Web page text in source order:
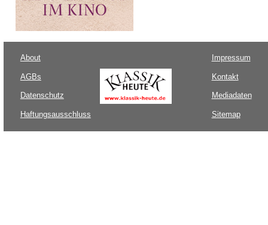
About
AGBs
Datenschutz
Haftungsausschluss
Impressum
Kontakt
Mediadaten
Sitemap